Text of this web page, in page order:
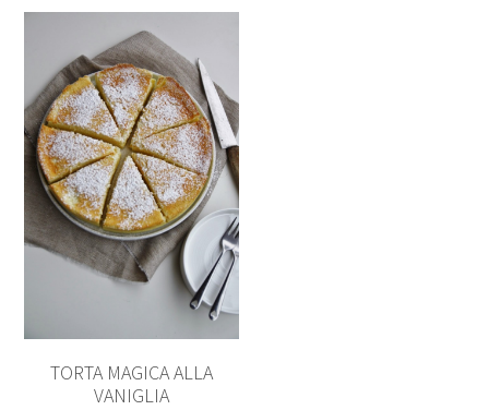
TORTA MAGICA ALLA
VANIGLIA